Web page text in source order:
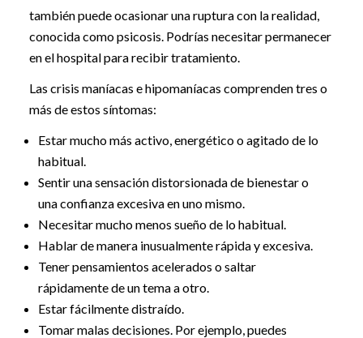
también puede ocasionar una ruptura con la realidad,
conocida como psicosis. Podrías necesitar permanecer
en el hospital para recibir tratamiento.
Las crisis maníacas e hipomaníacas comprenden tres o
más de estos síntomas:
Estar mucho más activo, energético o agitado de lo
habitual.
Sentir una sensación distorsionada de bienestar o
una confianza excesiva en uno mismo.
Necesitar mucho menos sueño de lo habitual.
Hablar de manera inusualmente rápida y excesiva.
Tener pensamientos acelerados o saltar
rápidamente de un tema a otro.
Estar fácilmente distraído.
Tomar malas decisiones. Por ejemplo, puedes